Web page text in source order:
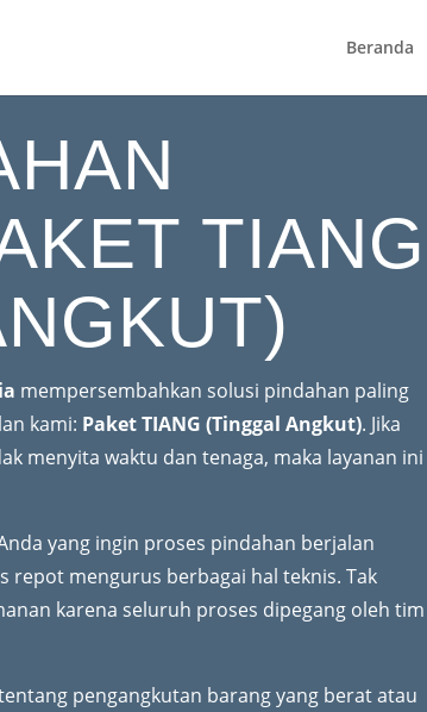
Beranda
TIANG
mempersembahkan solusi pindahan paling
kami: Paket TIANG (Tinggal Angkut). Jika
menyita waktu dan tenaga, maka layanan ini
yang ingin proses pindahan berjalan
repot mengurus berbagai hal teknis. Tak
karena seluruh proses dipegang oleh tim
pengangkutan barang yang berat atau